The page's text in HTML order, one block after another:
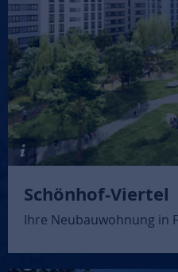
Schönhof-Viertel
Ihre Neubauwohnung in